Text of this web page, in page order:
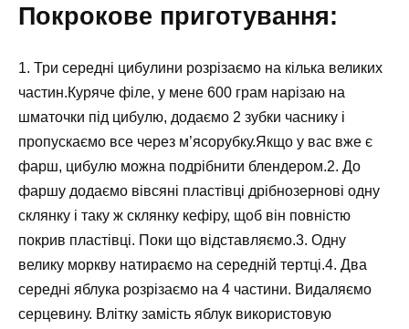
Покрокове приготування:
1. Три середні цибулини розрізаємо на кілька великих
частин.Куряче філе, у мене 600 грам нарізаю на
шматочки під цибулю, додаємо 2 зубки часнику і
пропускаємо все через м’ясорубку.Якщо у вас вже є
фарш, цибулю можна подрібнити блендером.2. До
фаршу додаємо вівсяні пластівці дрібнозернові одну
склянку і таку ж склянку кефіру, щоб він повністю
покрив пластівці. Поки що відставляємо.3. Одну
велику моркву натираємо на середній тертці.4. Два
середні яблука розрізаємо на 4 частини. Видаляємо
серцевину. Влітку замість яблук використовую